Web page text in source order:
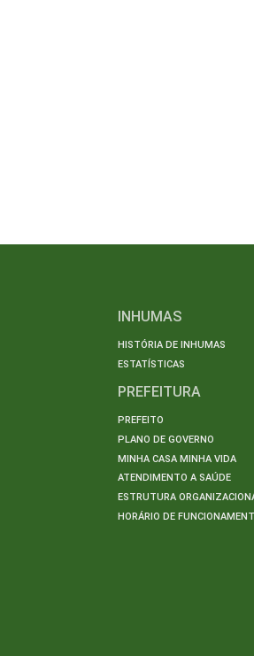
INHUMAS
HISTÓRIA DE INHUMAS
ESTATÍSTICAS
PREFEITURA
PREFEITO
PLANO DE GOVERNO
MINHA CASA MINHA VIDA
ATENDIMENTO A SAÚDE
ESTRUTURA
HORÁRIO DE